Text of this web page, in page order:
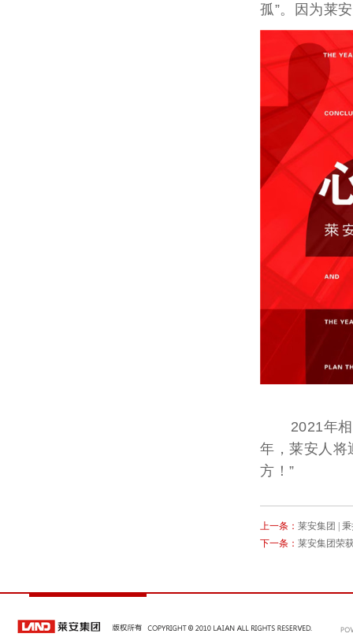
孤”。因为莱
2021年相信
年，莱安人将
方！”
上一条： 莱安集团 |
下一条： 莱安集团荣